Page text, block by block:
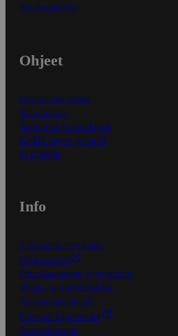
Asiakaspalvelu
Ohjeet
Ensitilaajan ohjeet
Näin maksat
Näin tilaat ja muokkaat
Kaikki ohjeet ja vinkit
In English
Info
S-Business yrityksille
Oiva-raportit
Osuuskauppojen yhteystiedot
Tilaus- ja toimitusehdot
Tietosuojakäytäntö
Palvelun käyttöehdot
Saavutettavuus